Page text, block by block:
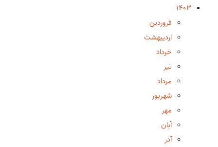
1403
فروردین
اردیبهشت
خرداد
تیر
مرداد
شهریور
مهر
آبان
آذر